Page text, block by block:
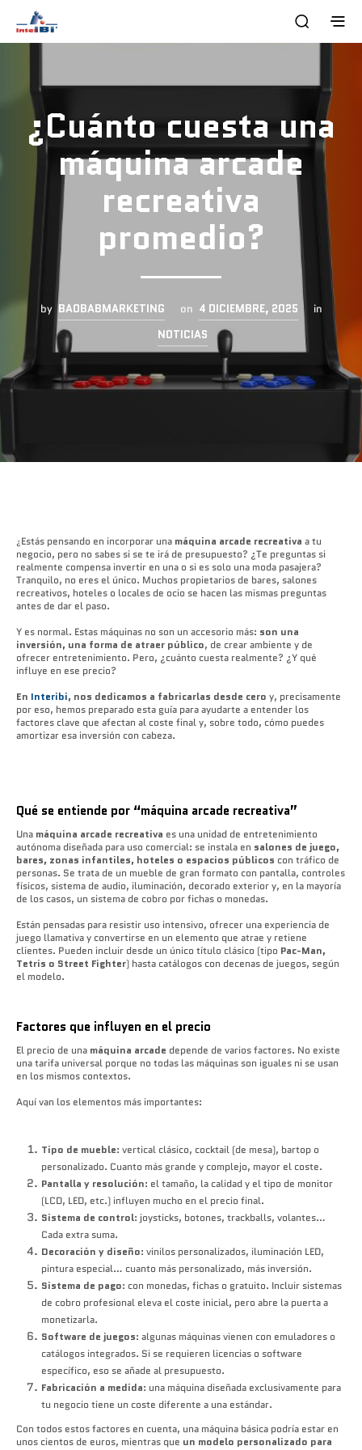
¿Cuánto cuesta una
máquina arcade
recreativa
promedio?
by BAOBABMARKETING on 4 DICIEMBRE, 2025
in
NOTICIAS
¿ Estás pensando en incorporar una máquina arcade recreativa a tu
negocio, pero no sabes si se te irá de presupuesto? ¿Te preguntas si
realmente compensa invertir en una o si es solo una moda pasajera?
Tranquilo, no eres el único. Muchos propietarios de bares, salones
recreativos, hoteles o locales de ocio se hacen las mismas preguntas
antes de dar el paso.
Y es normal. Estas máquinas no son un accesorio más: son una
inversión, una forma de atraer público, de crear ambiente y de
ofrecer entretenimiento. Pero, ¿cuánto cuesta realmente? ¿Y qué
influye en ese precio?
En Interibi, nos dedicamos a fabricarlas desde cero y, precisamente
por eso, hemos preparado esta guía para ayudarte a entender los
factores clave que afectan al coste final y, sobre todo, cómo puedes
amortizar esa inversión con cabeza.
Qué se entiende por “máquina arcade recreativa”
Una máquina arcade recreativa es una unidad de entretenimiento
autónoma diseñada para uso comercial: se instala en salones de juego,
bares, zonas infantiles, hoteles o espacios públicos con tráfico de
personas. Se trata de un mueble de gran formato con pantalla, controles
físicos, sistema de audio, iluminación, decorado exterior y, en la mayoría
de los casos, un sistema de cobro por fichas o monedas.
Están pensadas para resistir uso intensivo, ofrecer una experiencia de
juego llamativa y convertirse en un elemento que atrae y retiene
clientes. Pueden incluir desde un único título clásico (tipo Pac-Man,
Tetris o Street Fighter) hasta catálogos con decenas de juegos, según
el modelo.
Factores que influyen en el precio
El precio de una máquina arcade depende de varios factores. No existe
una tarifa universal porque no todas las máquinas son iguales ni se usan
en los mismos contextos.
Aquí van los elementos más importantes:
Tipo de mueble: vertical clásico, cocktail (de mesa), bartop o
personalizado. Cuanto más grande y complejo, mayor el coste.
Pantalla y resolución: el tamaño, la calidad y el tipo de monitor
(LCD, LED, etc.) influyen mucho en el precio final.
Sistema de control: joysticks, botones, trackballs, volantes…
Cada extra suma.
Decoración y diseño: vinilos personalizados, iluminación LED,
pintura especial… cuanto más personalizado, más inversión.
Sistema de pago: con monedas, fichas o gratuito. Incluir sistemas
de cobro profesional eleva el coste inicial, pero abre la puerta a
monetizarla.
Software de juegos: algunas máquinas vienen con emuladores o
catálogos integrados. Si se requieren licencias o software
específico, eso se añade al presupuesto.
Fabricación a medida: una máquina diseñada exclusivamente para
tu negocio tiene un coste diferente a una estándar.
Con todos estos factores en cuenta, una máquina básica podría estar en
unos cientos de euros, mientras que un modelo personalizado para